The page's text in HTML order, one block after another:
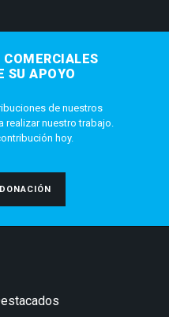
SU APOYO
de nuestros
nuestro trabajo.
hoy.